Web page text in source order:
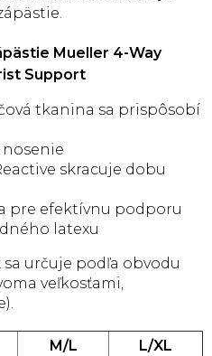
Mueller 4-Way
Support
tkanina sa prispôsobí
skracuje dobu
pre efektívnu podporu
latexu
sa určuje podľa obvodu
veľkosťami,
M/L
L/XL